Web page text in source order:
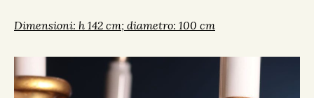
Dimensioni: h 142 cm; diametro: 100 cm